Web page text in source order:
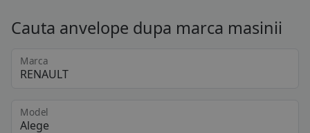
Cauta anvelope dupa marca masinii
Marca
Model